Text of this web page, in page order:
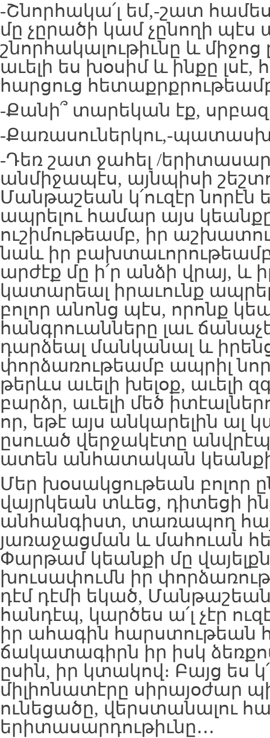
-Շնորհակա՛լ եմ,-շատ
մը չըրածի կամ չընողի
շնորհակալութիւնը և միջոց
աւելի ես խօսիմ և ինքը
հարցուց
-Քանի՞ տարեկան էք,
-Քառասուներկու,-
-Դեռ շատ ջահել /
անմիջապէս, այնպիսի
Մանթաշեան կ՛ուզէր
ապրելու համար այս
ուշիմութեամբ, իր
նաև իր
արժէք մը ի՛ր անձի վրայ, և
կատարեալ իրաւունք
բոլոր անոնց պէս, որոնք
հանգրուանները լաւ
դարձեալ մանկանալ և
փորձառութեամբ ապրիլ նոր
թերևս աւելի խելօք, աւելի
բարձր, աւելի մեծ
որ, եթէ այս անկարելին ալ
ըսուած վերջակէտը
ատեն անհատական
Մեր խօսակցութեան բոլոր
վայրկեան տևեց, դիտեցի
անհանգիստ, տառապող
յառաջացման և մահուան
Փարթամ կեանքի մը
խուսափումն իր
դէմ դէմի եկած,
հանդէպ, կարծես ա՛լ չէր
իր ահագին հարստութեան
ճակատագիրն իր իսկ
ըսին, իր կտակով։ Բայց ես
միլիոնատէրը սիրայօժար
ունեցածը, վերստանալու
երիտասարդութիւնը․․․